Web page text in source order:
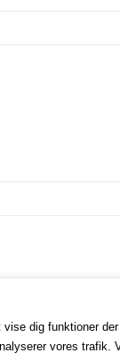
dig funktioner der
vores trafik.